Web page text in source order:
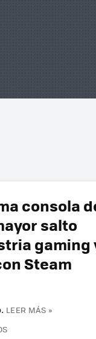
consola
salto
gaming
Steam
LEER MÁS »